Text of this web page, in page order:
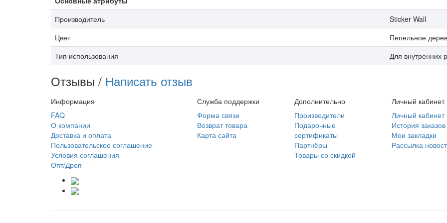
Производитель
Sticker Wall
Цвет
Пепельное
Тип использования
Для внутренних
Отзывы / Написать отзыв
Информация
FAQ
О компании
Доставка и оплата
Пользовательское соглашение
Условия соглашения
Опт/Дроп
Служба поддержки
Форма связи
Возврат товара
Карта сайта
Дополнительно
Производители
Подарочные
сертификаты
Партнёры
Товары со скидкой
Личный кабинет
Личный кабинет
История заказов
Мои закладки
Рассылка